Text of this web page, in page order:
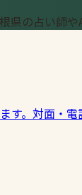
県の占い師
す。対面・電